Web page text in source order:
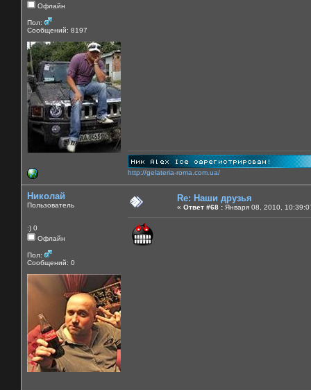
Офлайн
Пол:
Сообщений: 8197
http://gelateria-roma.com.ua/
Николай
Пользователь
:) 0
Офлайн
Пол:
Сообщений: 0
Re: Наши друзья
« Ответ #68 : Января 08, 2010,